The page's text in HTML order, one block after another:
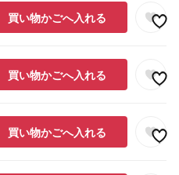
買い物かごへ入れる
買い物かごへ入れる
買い物かごへ入れる